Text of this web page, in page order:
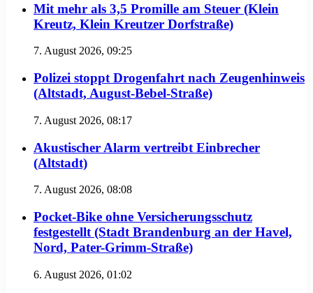
Mit mehr als 3,5 Promille am Steuer (Klein
Kreutz, Klein Kreutzer Dorfstraße)
7. August 2026, 09:25
Polizei stoppt Drogenfahrt nach Zeugenhinweis
(Altstadt, August-Bebel-Straße)
7. August 2026, 08:17
Akustischer Alarm vertreibt Einbrecher
(Altstadt)
7. August 2026, 08:08
Pocket-Bike ohne Versicherungsschutz
festgestellt (Stadt Brandenburg an der Havel,
Nord, Pater-Grimm-Straße)
6. August 2026, 01:02